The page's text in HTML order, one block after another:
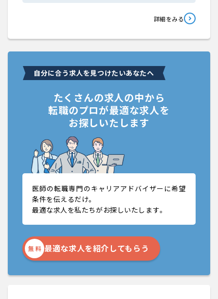
詳細をみる
自分に合う求人を見つけたいあなたへ
たくさんの求人の中から
転職のプロが最適な求人を
お探しいたします
医師の転職専門のキャリアアドバイザーに希望
条件を伝えるだけ。
最適な求人を私たちがお探しいたします。
無 料 最適な求人を紹介してもらう